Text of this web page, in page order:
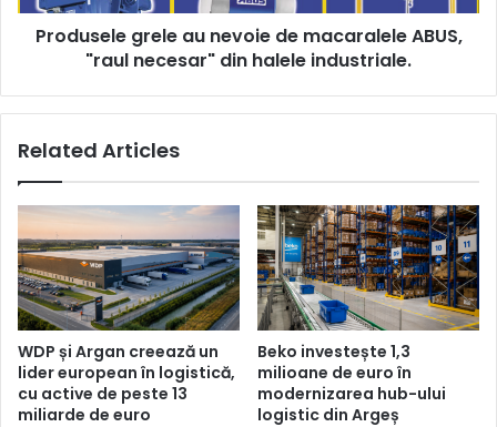
necesar"
dinProdusele grele au nevoie de macaralele ABUS,
"raul necesar" din halele industriale.
Related Articles
WDP și Argan creează un
lider european în logistică,
cu active de peste 13
miliarde de euro
Beko investește 1,3
milioane de euro în
modernizarea hub-ului
logistic din Argeș